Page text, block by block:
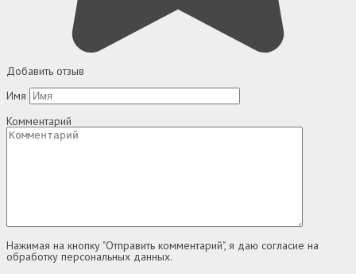
Добавить отзыв
Имя
Комментарий
Нажимая на кнопку "Отправить комментарий", я даю согласие на
обработку персональных данных.